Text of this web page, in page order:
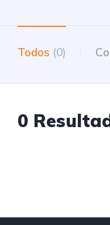
Todos (0)
0